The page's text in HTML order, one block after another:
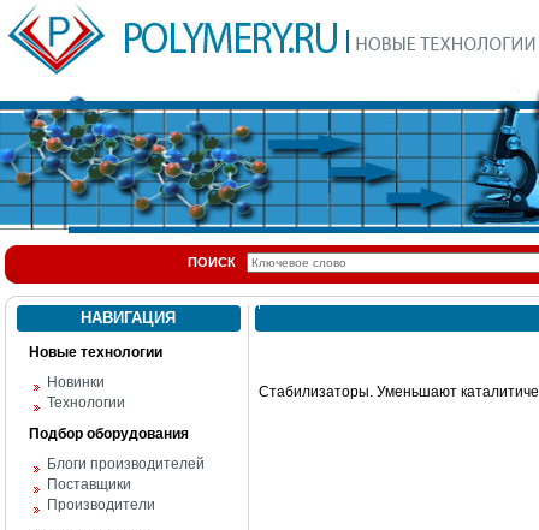
ПОИСК
НАВИГАЦИЯ
Новые технологии
Новинки
Технологии
Подбор оборудования
Блоги производителей
Поставщики
Производители
Стабилизаторы. Уменьшают